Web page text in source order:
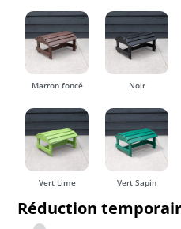
Marron foncé Noir
Vert Lime Vert Sapin
Réduction